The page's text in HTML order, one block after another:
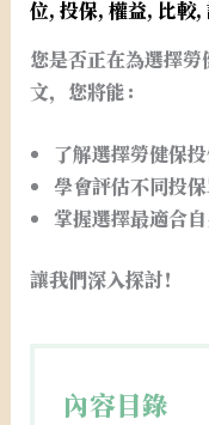
位, 投保, 權益, 比較,
您是否正在為選擇
文，您將能：
了解選擇勞健保
學會評估不同投保
掌握選擇最適合
讓我們深入探討！
內容目錄